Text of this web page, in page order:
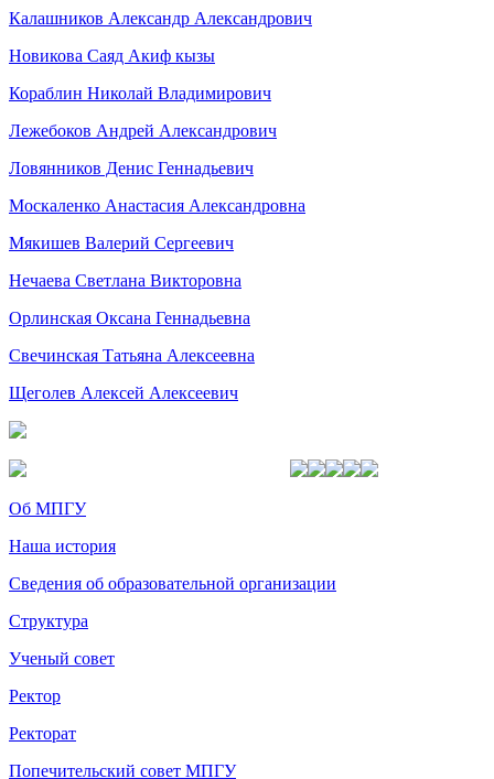
Калашников Александр Александрович
Новикова Саяд Акиф кызы
Кораблин Николай Владимирович
Лежебоков Андрей Александрович
Ловянников Денис Геннадьевич
Москаленко Анастасия Александровна
Мякишев Валерий Сергеевич
Нечаева Светлана Викторовна
Орлинская Оксана Геннадьевна
Свечинская Татьяна Алексеевна
Щеголев Алексей Алексеевич
Об МПГУ
Наша история
Сведения об образовательной организации
Структура
Ученый совет
Ректор
Ректорат
Попечительский совет МПГУ